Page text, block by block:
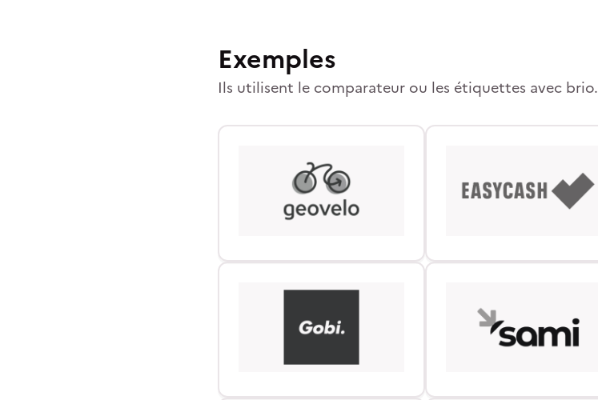
Exemples
Ils utilisent le comparateur ou les étiquettes avec brio.